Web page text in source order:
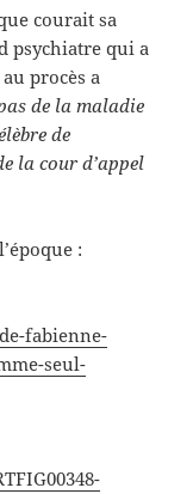
courait sa
psychiatre qui a
procès a
de la maladie
de
la cour d’appel
:
fabienne-
seul-